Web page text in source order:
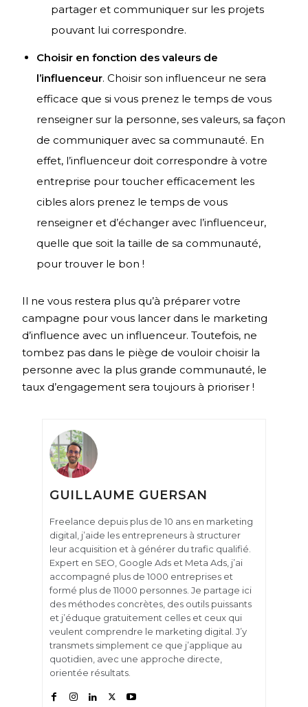
partager et communiquer sur les projets
pouvant lui correspondre.
Choisir en fonction des valeurs de
l’influenceur. Choisir son influenceur ne sera
efficace que si vous prenez le temps de vous
renseigner sur la personne, ses valeurs, sa façon
de communiquer avec sa communauté. En
effet, l’influenceur doit correspondre à votre
entreprise pour toucher efficacement les
cibles alors prenez le temps de vous
renseigner et d’échanger avec l’influenceur,
quelle que soit la taille de sa communauté,
pour trouver le bon !
Il ne vous restera plus qu’à préparer votre
campagne pour vous lancer dans le marketing
d’influence avec un influenceur. Toutefois, ne
tombez pas dans le piège de vouloir choisir la
personne avec la plus grande communauté, le
taux d’engagement sera toujours à prioriser !
GUILLAUME GUERSAN
Freelance depuis plus de 10 ans en marketing
digital, j’aide les entrepreneurs à structurer
leur acquisition et à générer du trafic qualifié.
Expert en SEO, Google Ads et Meta Ads, j’ai
accompagné plus de 1000 entreprises et
formé plus de 11000 personnes. Je partage ici
des méthodes concrètes, des outils puissants
et j’éduque gratuitement celles et ceux qui
veulent comprendre le marketing digital. J’y
transmets simplement ce que j’applique au
quotidien, avec une approche directe,
orientée résultats.